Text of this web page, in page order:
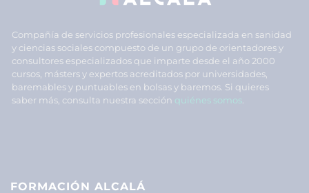
Compañía de servicios profesionales especializada en sanidad
y ciencias sociales compuesto de un grupo de orientadores y
consultores especializados que imparte desde el año 2000
cursos, másters y expertos acreditados por universidades,
baremables y puntuables en bolsas y baremos. Si quieres
saber más, consulta nuestra sección quiénes somos
FORMACIÓN ALCALÁ